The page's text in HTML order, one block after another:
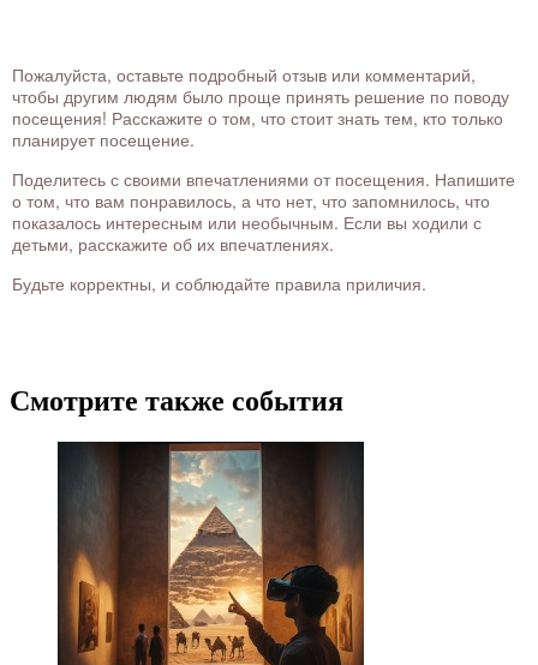
Пожалуйста, оставьте подробный отзыв или комментарий,
чтобы другим людям было проще принять решение по поводу
посещения! Расскажите о том, что стоит знать тем, кто только
планирует посещение.
Поделитесь с своими впечатлениями от посещения. Напишите
о том, что вам понравилось, а что нет, что запомнилось, что
показалось интересным или необычным. Если вы ходили с
детьми, расскажите об их впечатлениях.
Будьте корректны, и соблюдайте правила приличия.
Смотрите также события